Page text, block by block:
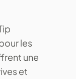
les
une
et